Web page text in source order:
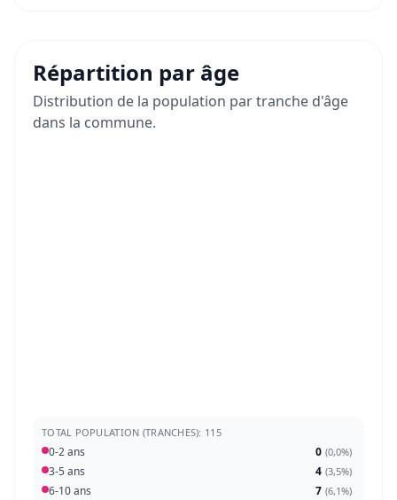
Répartition par âge
Distribution de la population par tranche d'âge
dans la commune.
TOTAL POPULATION (TRANCHES): 115
0-2 ans 0 (0,0%)
3-5 ans 4 (3,5%)
6-10 ans 7 (6,1%)